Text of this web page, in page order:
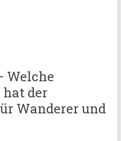
Welche
der
Wanderer und